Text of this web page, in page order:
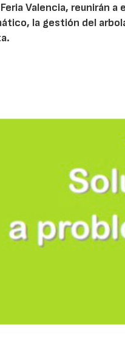
Valencia, reunirán
la gestión del